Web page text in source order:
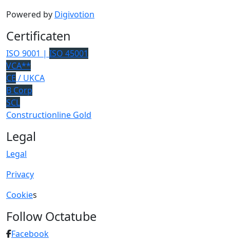
Powered by Digivotion
Certificaten
ISO 9001 | ISO 45001
VCA**
CE / UKCA
B Corp
SCL
Constructionline Gold
Legal
Legal
Privacy
Cookies
Follow Octatube
Facebook